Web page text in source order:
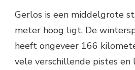
Gerlos is een middelgrote
meter hoog ligt. De
heeft ongeveer 166
vele verschillende pistes en